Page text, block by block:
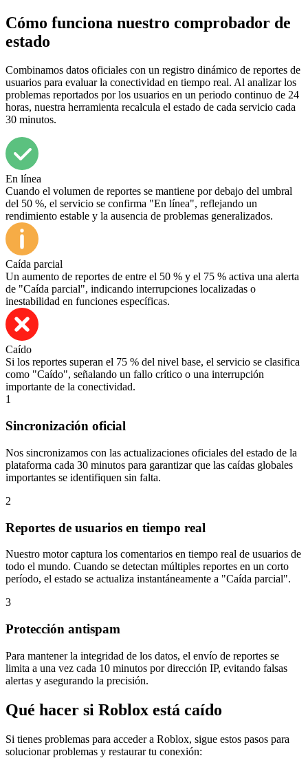
Cómo funciona nuestro comprobador de
estado
Combinamos datos oficiales con un registro dinámico de reportes de
usuarios para evaluar la conectividad en tiempo real. Al analizar los
problemas reportados por los usuarios en un periodo continuo de 24
horas, nuestra herramienta recalcula el estado de cada servicio cada
30 minutos.
En línea
Cuando el volumen de reportes se mantiene por debajo del umbral
del 50 %, el servicio se confirma "En línea", reflejando un
rendimiento estable y la ausencia de problemas generalizados.
Caída parcial
Un aumento de reportes de entre el 50 % y el 75 % activa una alerta
de "Caída parcial", indicando interrupciones localizadas o
inestabilidad en funciones específicas.
Caído
Si los reportes superan el 75 % del nivel base, el servicio se clasifica
como "Caído", señalando un fallo crítico o una interrupción
importante de la conectividad.
1
Sincronización oficial
Nos sincronizamos con las actualizaciones oficiales del estado de la
plataforma cada 30 minutos para garantizar que las caídas globales
importantes se identifiquen sin falta.
2
Reportes de usuarios en tiempo real
Nuestro motor captura los comentarios en tiempo real de usuarios de
todo el mundo. Cuando se detectan múltiples reportes en un corto
período, el estado se actualiza instantáneamente a "Caída parcial".
3
Protección antispam
Para mantener la integridad de los datos, el envío de reportes se
limita a una vez cada 10 minutos por dirección IP, evitando falsas
alertas y asegurando la precisión.
Qué hacer si Roblox está caído
Si tienes problemas para acceder a Roblox, sigue estos pasos para
solucionar problemas y restaurar tu conexión: